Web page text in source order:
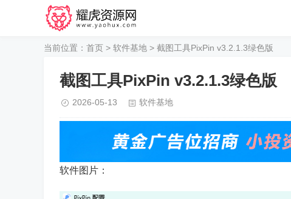
当前位置： 首页 > 软件基地 > 截图工具PixPin v3.2.1.3绿色版
截图工具PixPin v3.2.1.3绿色版
2026-05-13 软件基地
软件图片：